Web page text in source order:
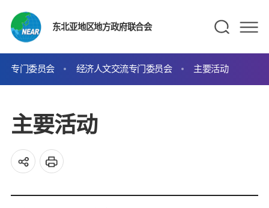
东北亚地区地方政府联合会
专门委员会 经济人文交流专门委员会 主要活动
主要活动